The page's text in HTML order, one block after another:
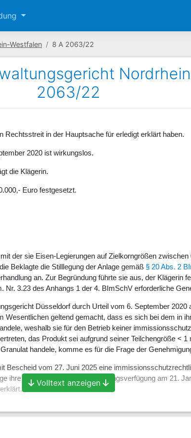
Westfalen 8 A 2063/22
2063/22
Rechtsstreit in der Hauptsache für erledigt erklärt haben.
2020 ist wirkungslos.
die Klägerin.
Euro festgesetzt.
der sie Eisen-Legierungen auf Zielkorngrößen
Beklagte die Stilllegung der Anlage gemäß § 20 Abs. 2
an. Zur Begründung führte sie aus, der Klägerin
Nr. 3.23 des Anhangs 1 der 4. BImSchV erforderliche
Düsseldorf durch Urteil vom 6. September 2020
Wesentlichen geltend gemacht, dass es sich bei dem in
weshalb sie für den Betrieb keiner
das Produkt sei aufgrund seiner Teilchengröße <
handele, komme es für die Frage der
Bescheid vom 27. Juni 2025 eine
ihre streitgegenständliche Ordnungsverfügung am 21.
Hauptsache übereinstimmend für erledigt erklärt haben.
Volltext anzeigen